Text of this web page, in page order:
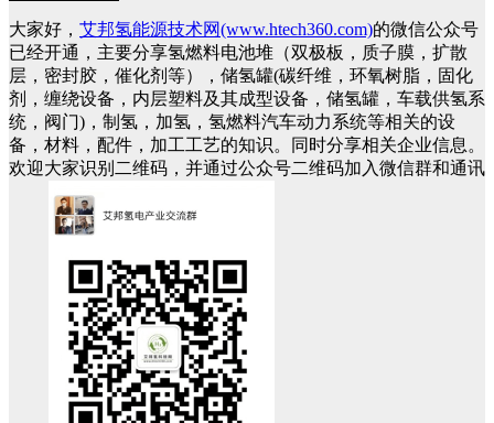
大家好， 艾邦氢能源技术网(www.htech360.com)的微信公众号
已经开通，主要分享氢燃料电池堆（双极板，质子膜，扩散
层，密封胶，催化剂等），储氢罐(碳纤维，环氧树脂，固化
剂，缠绕设备，内层塑料及其成型设备，储氢罐，车载供氢系
统，阀门)，制氢，加氢，氢燃料汽车动力系统等相关的设
备，材料，配件，加工工艺的知识。同时分享相关企业信息。
欢迎大家识别二维码，并通过公众号二维码加入微信群和通讯